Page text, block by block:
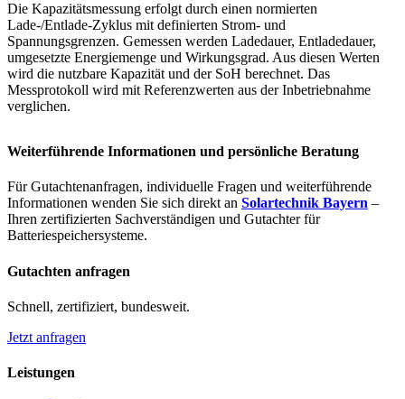
Die Kapazitätsmessung erfolgt durch einen normierten
Lade-/Entlade-Zyklus mit definierten Strom- und
Spannungsgrenzen. Gemessen werden Ladedauer, Entladedauer,
umgesetzte Energiemenge und Wirkungsgrad. Aus diesen Werten
wird die nutzbare Kapazität und der SoH berechnet. Das
Messprotokoll wird mit Referenzwerten aus der Inbetriebnahme
verglichen.
Weiterführende Informationen und persönliche Beratung
Für Gutachtenanfragen, individuelle Fragen und weiterführende
Informationen wenden Sie sich direkt an Solartechnik Bayern –
Ihren zertifizierten Sachverständigen und Gutachter für
Batteriespeichersysteme.
Gutachten anfragen
Schnell, zertifiziert, bundesweit.
Jetzt anfragen
Leistungen